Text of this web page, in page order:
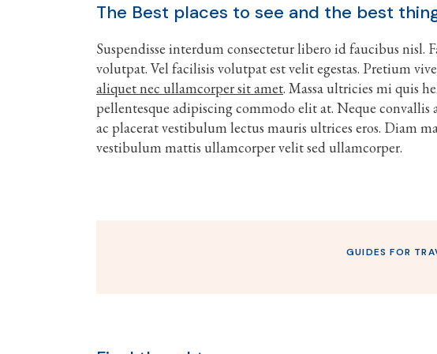
The Best places to see and the best
Suspendisse interdum consectetur libero id faucibus nisl.
volutpat. Vel facilisis volutpat est velit egestas. Pretium
aliquet nec ullamcorper sit amet. Massa ultricies mi quis
pellentesque adipiscing commodo elit at. Neque convallis
ac placerat vestibulum lectus mauris ultrices eros. Diam
vestibulum mattis ullamcorper velit sed ullamcorper.
GUIDES FOR